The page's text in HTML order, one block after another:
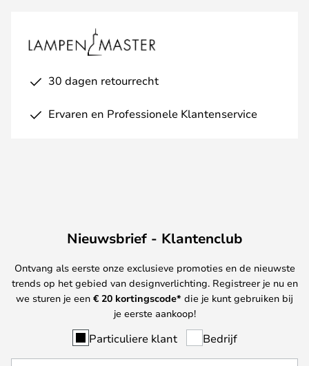
30 dagen retourrecht
Ervaren en Professionele Klantenservice
Nieuwsbrief - Klantenclub
Ontvang als eerste onze exclusieve promoties en de nieuwste
trends op het gebied van designverlichting. Registreer je nu en
we sturen je een € 20 kortingscode* die je kunt gebruiken bij
je eerste aankoop!
Particuliere klant Bedrijf